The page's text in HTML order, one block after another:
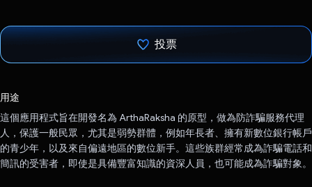
投票
用途
這個應用程式旨在開發名為 ArthaRaksha 的原型，做為防詐騙服務代理
人，保護一般民眾，尤其是弱勢群體，例如年長者、擁有新數位銀行帳戶
的青少年，以及來自偏遠地區的數位新手。這些族群經常成為詐騙電話和
簡訊的受害者，即使是具備豐富知識的資深人員，也可能成為詐騙對象。